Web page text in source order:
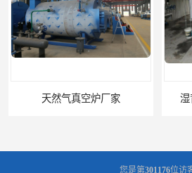
湿背式真空热水锅炉厂商
您是第301176位访